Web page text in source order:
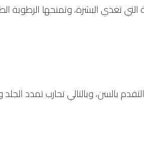
تغذي البشرة، وتمنحها الرطوبة
بالسن، وبالتالي تحارب تمدد